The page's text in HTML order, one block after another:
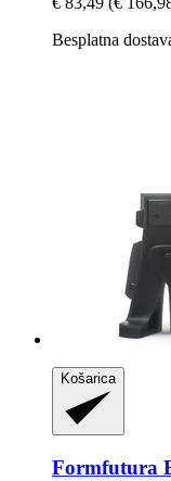
Besplatna
Košarica
Formfutura